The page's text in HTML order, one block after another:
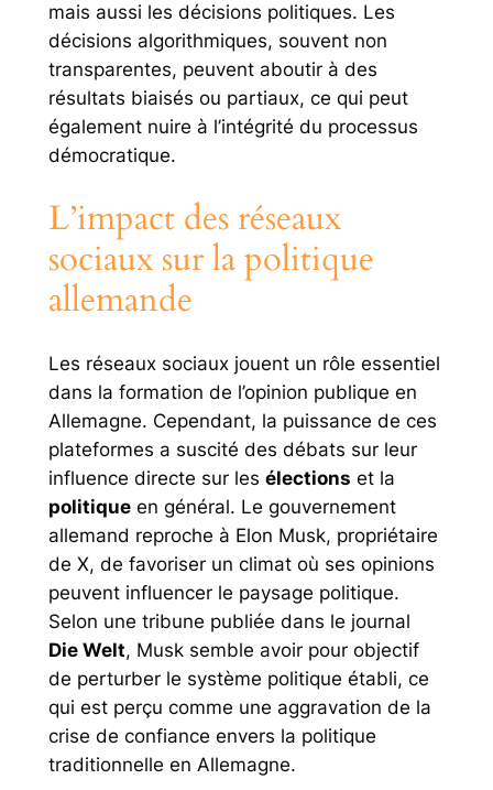
mais aussi les décisions politiques. Les
décisions algorithmiques, souvent non
transparentes, peuvent aboutir à des
résultats biaisés ou partiaux, ce qui peut
également nuire à l’intégrité du processus
démocratique.
L’impact des réseaux
sociaux sur la politique
allemande
Les réseaux sociaux jouent un rôle essentiel
dans la formation de l’opinion publique en
Allemagne. Cependant, la puissance de ces
plateformes a suscité des débats sur leur
influence directe sur les élections et la
politiqueen général. Le gouvernement
allemand reproche à Elon Musk, propriétaire
de X, de favoriser un climat où ses opinions
peuvent influencer le paysage politique.
Selon une tribune publiée dans le journal
Die Welt, Musk semble avoir pour objectif
de perturber le système politique établi, ce
qui est perçu comme une aggravation de la
crise de confiance envers la politique
traditionnelle en Allemagne.